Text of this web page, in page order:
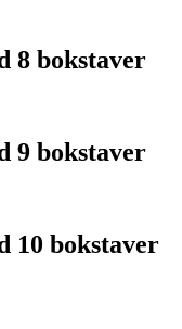
8 bokstaver
9 bokstaver
10 bokstaver